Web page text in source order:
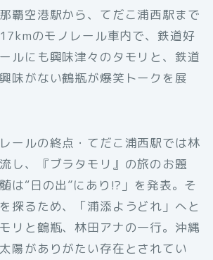
覇空港駅から、てだこ浦西駅まで
のモノレール車内で、鉄道好
ルにも興味津々のタモリと、鉄道
味がない鶴瓶が爆笑トークを展
ールの終点・てだこ浦西駅では林
し、『ブラタモリ』の旅のお題
は“日の出”にあり!?」を発表。そ
探るため、「浦添ようどれ」へと
リと鶴瓶、林田アナの一行。沖縄
陽がありがたい存在とされてい